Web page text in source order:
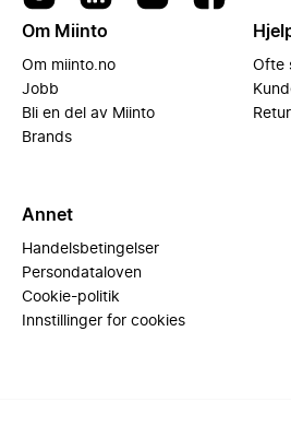
Om Miinto
Om miinto.no
Jobb
Bli en del av Miinto
Brands
Ofte
Retur
Annet
Handelsbetingelser
Persondataloven
Cookie-politik
Innstillinger for cookies